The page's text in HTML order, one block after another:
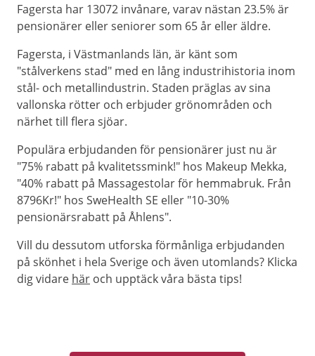
Fagersta har 13072 invånare, varav nästan 23.5% är
pensionärer eller seniorer som 65 år eller äldre.
Fagersta, i Västmanlands län, är känt som
"stålverkens stad" med en lång industrihistoria inom
stål- och metallindustrin. Staden präglas av sina
vallonska rötter och erbjuder grönområden och
närhet till flera sjöar.
Populära erbjudanden för pensionärer just nu är
"75% rabatt på kvalitetssmink!" hos Makeup Mekka,
"40% rabatt på Massagestolar för hemmabruk. Från
8796Kr!" hos SweHealth SE eller "10-30%
pensionärsrabatt på Åhlens".
Vill du dessutom utforska förmånliga erbjudanden
på skönhet i hela Sverige och även utomlands? Klicka
dig vidare här och upptäck våra bästa tips!